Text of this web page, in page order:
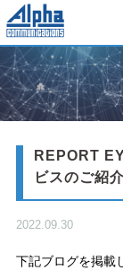
REPORT
ビスのご紹
2022.09.30
下記ブログを掲載